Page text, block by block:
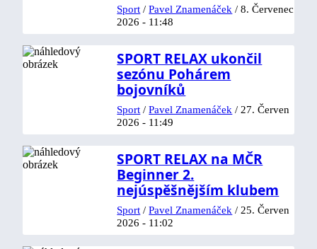
Sport /Pavel Znamenáček /8. Červenec
2026 - 11:48
SPORT RELAX ukončil
sezónu Pohárem
bojovníků
Sport /Pavel Znamenáček /27. Červen
2026 - 11:49
SPORT RELAX na MČR
Beginner 2.
nejúspěšnějším klubem
Sport /Pavel Znamenáček /25. Červen
2026 - 11:02